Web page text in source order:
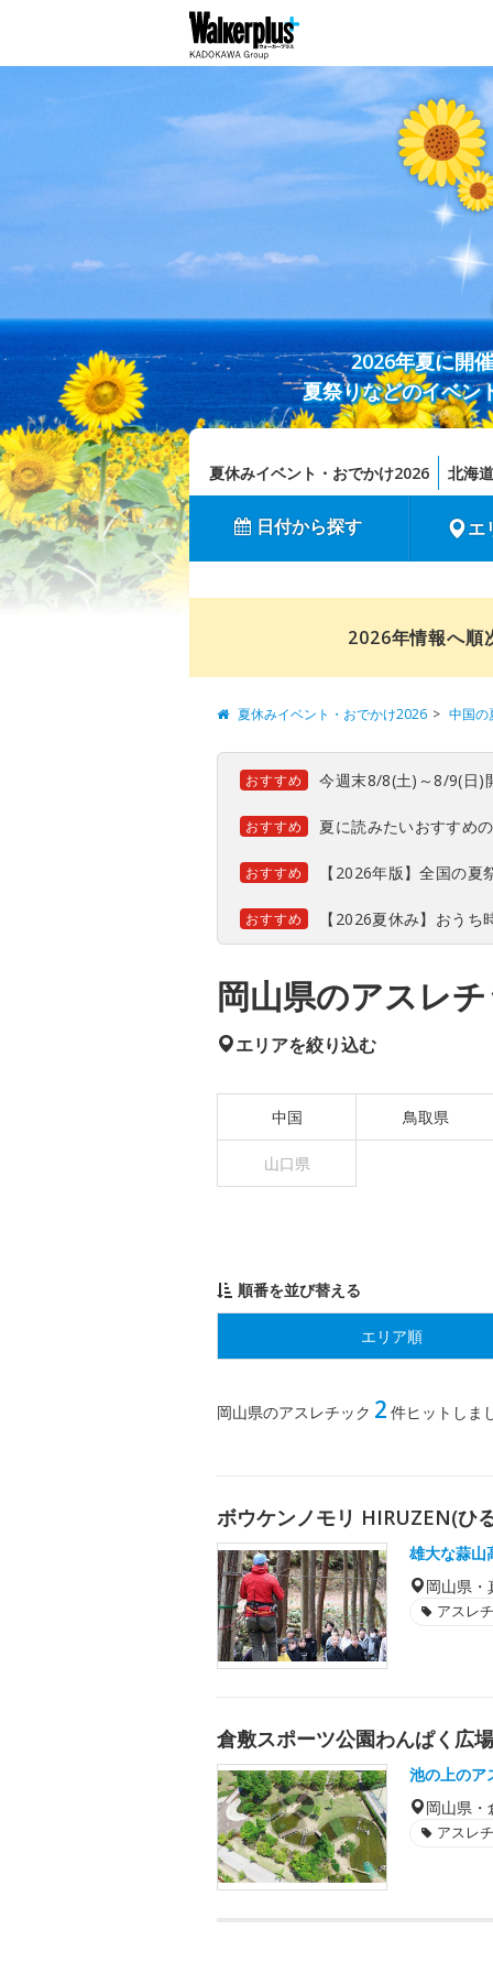
2026年夏に開
夏祭りなどのイベン
夏休みイベント・おでかけ2026 北海道
日付から探す エ
2026年情報へ順
夏休みイベント・おでかけ2026 中国の
おすすめ 今週末8/8(土)～8/9(日)
おすすめ 夏に読みたいおすすめ
おすすめ 【2026年版】全国の
おすすめ 【2026夏休み】おう
岡山県のアスレ
エリアを絞り込む
中国 鳥取県
山口県
順番を並び替える
エリア順
岡山県のアスレチック 2 件ヒットしま
ボウケンノモリ HIRUZEN(ひ
雄大な蒜山
岡山県・
アスレ
倉敷スポーツ公園わんぱく広場
池の上のア
岡山県・
アスレ